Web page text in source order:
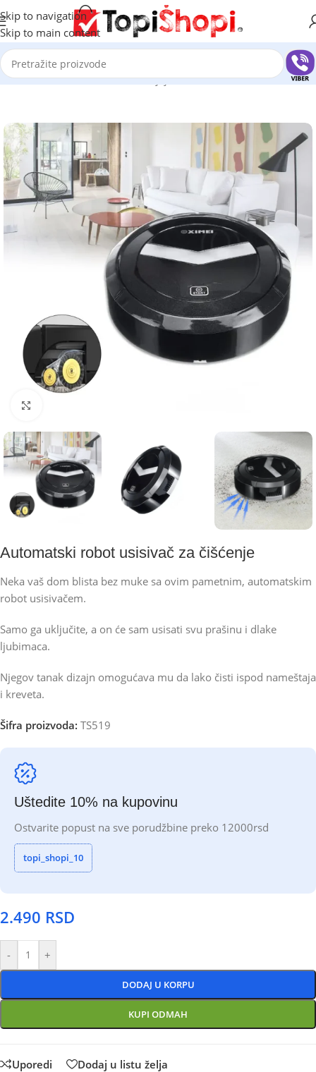
Skip to navigation
Skip to main content
Početna/Sve za kuću/Kućni uredjaji
Automatski robot usisivač za čišćenje
Neka vaš dom blista bez muke sa ovim pametnim, automatskim
robot usisivačem.
Samo ga uključite, a on će sam usisati svu prašinu i dlake
ljubimaca.
Njegov tanak dizajn omogućava mu da lako čisti ispod nameštaja
i kreveta.
Šifra proizvoda: TS519
Uštedite 10% na kupovinu
Ostvarite popust na sve porudžbine preko 12000rsd
topi_shopi_10
2.490 RSD
- +
DODAJ U KORPU
KUPI ODMAH
Uporedi Dodaj u listu želja